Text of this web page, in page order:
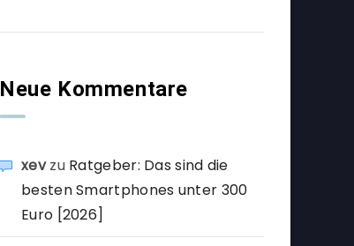
Neue Kommentare
xevzu Ratgeber: Das sind die
besten Smartphones unter 300
Euro [2026]